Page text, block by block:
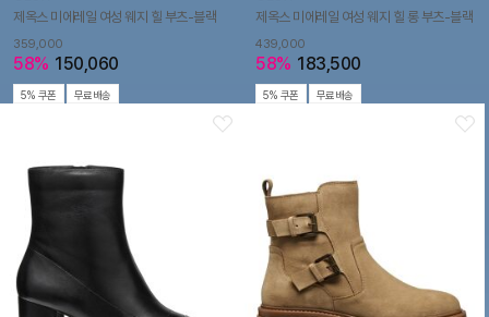
제옥스 미에레일 여성 웨지 힐 부츠-블랙
359,000
58% 150,060
5% 쿠폰 무료배송
제옥스 미에레일 여성 웨지 힐 롱 부츠-블랙
439,000
58% 183,500
5% 쿠폰 무료배송